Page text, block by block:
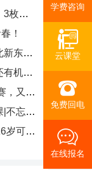
2、湖北新东方烹饪学校喜报：3枚特金奖荣耀加冕！
！
4、花好月圆，月满中秋丨湖北新东方与您共度中秋！
5、录取学校不满意想转校，还有机会吗？想到湖北新东方烹饪学校还来得及吗？
6、开学第一课 之创意凉菜大赛，又一次被同学们的创意折服
7、湖北新东方职教开学第一课|不忘初心，方得始终，新学期同学们一起努力吧！
8、16岁学西点有什么要求，16岁可以学西点吗
学费咨询
云课堂
免费回电
在线报名